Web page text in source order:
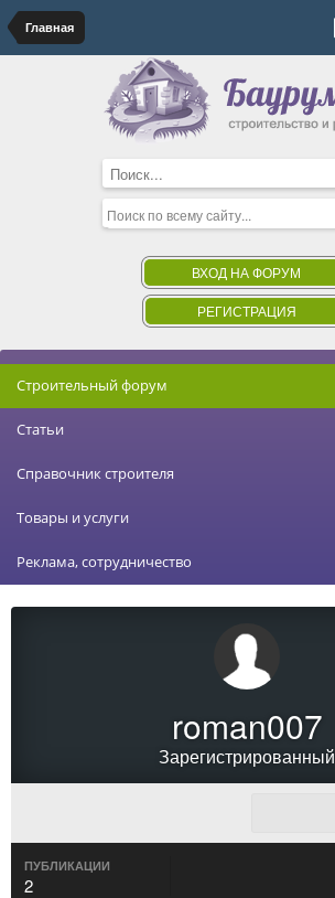
Главная
ВХОД НА ФОРУМ
РЕГИСТРАЦИЯ
Строительный форум
Статьи
Справочник строителя
Товары и услуги
Реклама, сотрудничество
roman007
Зарегистрированный
ПУБЛИКАЦИИ
2